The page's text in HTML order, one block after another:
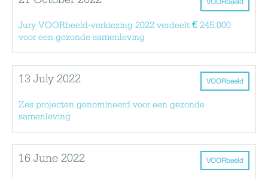
VOORbeeld
Jury VOORbeeld-verkiezing 2022 verdeelt € 245.000
voor een gezonde samenleving
VOORbeeld
13 July 2022
Zes projecten genomineerd voor een gezonde
samenleving
VOORbeeld
16 June 2022